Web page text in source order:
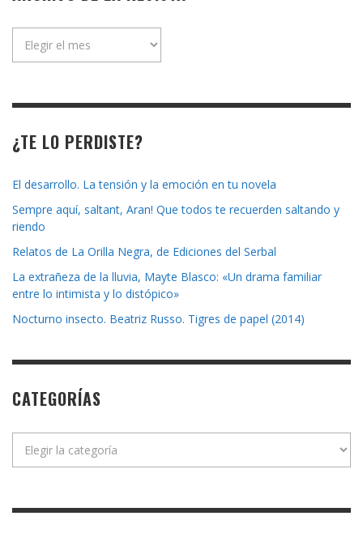
¿TE LO PERDISTE?
El desarrollo. La tensión y la emoción en tu novela
Sempre aquí, saltant, Aran! Que todos te recuerden saltando y
riendo
Relatos de La Orilla Negra, de Ediciones del Serbal
La extrañeza de la lluvia, Mayte Blasco: «Un drama familiar
entre lo intimista y lo distópico»
Nocturno insecto. Beatriz Russo. Tigres de papel (2014)
CATEGORÍAS